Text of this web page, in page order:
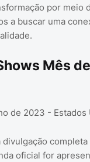
por meio
a buscar uma
Mês
de 2023 - Estados
divulgação
oficial for